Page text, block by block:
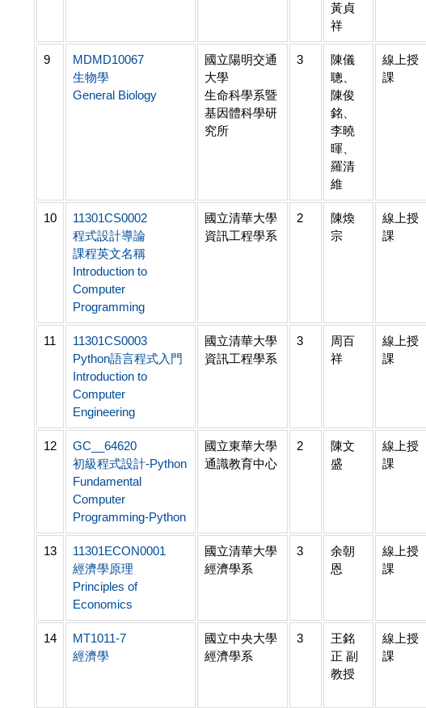
黃貞
祥
9
MDMD10067
生物學
General Biology
國立陽明交通
大學
生命科學系暨
基因體科學研
究所
3
陳儀
聰、
陳俊
銘、
李曉
暉、
羅清
維
線上授
課
10
11301CS0002
程式設計導論
課程英文名稱
Introduction to
Computer
Programming
國立清華大學
資訊工程學系
2
陳煥
宗
線上授
課
11
11301CS0003
Python語言程式入門
Introduction to
Computer
Engineering
國立清華大學
資訊工程學系
3
周百
祥
線上授
課
12
GC__64620
初級程式設計-Python
Fundamental
Computer
Programming-Python
國立東華大學
通識教育中心
2
陳文
盛
線上授
課
13
11301ECON0001
經濟學原理
Principles of
Economics
國立清華大學
經濟學系
3
余朝
恩
線上授
課
14
MT1011-7
經濟學
國立中央大學
經濟學系
3
王銘
正 副
教授
線上授
課